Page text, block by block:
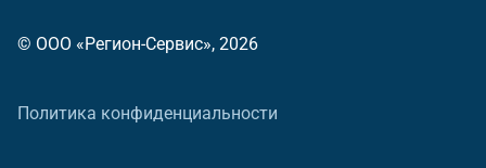
© ООО «Регион-Сервис», 2026
Политика конфиденциальности